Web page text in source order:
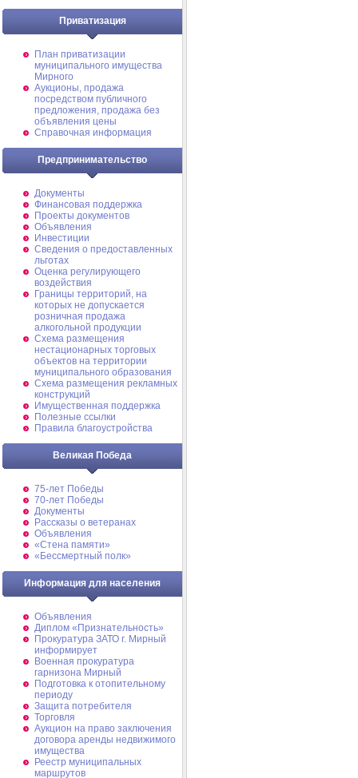
Приватизация
План приватизации
муниципального имущества
Мирного
Аукционы, продажа
посредством публичного
предложения, продажа без
объявления цены
Справочная информация
Предпринимательство
Документы
Финансовая поддержка
Проекты документов
Объявления
Инвестиции
Сведения о предоставленных
льготах
Оценка регулирующего
воздействия
Границы территорий, на
которых не допускается
розничная продажа
алкогольной продукции
Схема размещения
нестационарных торговых
объектов на территории
муниципального образования
Схема размещения рекламных
конструкций
Имущественная поддержка
Полезные ссылки
Правила благоустройства
Великая Победа
75-лет Победы
70-лет Победы
Документы
Рассказы о ветеранах
Объявления
«Стена памяти»
«Бессмертный полк»
Информация для населения
Объявления
Диплом «Признательность»
Прокуратура ЗАТО г. Мирный
информирует
Военная прокуратура
гарнизона Мирный
Подготовка к отопительному
периоду
Защита потребителя
Торговля
Аукцион на право заключения
договора аренды недвижимого
имущества
Реестр муниципальных
маршрутов